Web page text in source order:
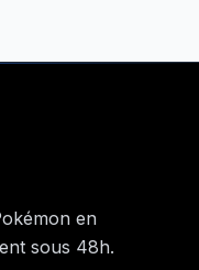
en
sous 48h.